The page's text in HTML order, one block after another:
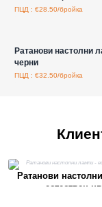
ПЦД : €28.50/бройка
Ратанови настолни
черни
ПЦД : €32.50/бройка
Ратанови
естествен